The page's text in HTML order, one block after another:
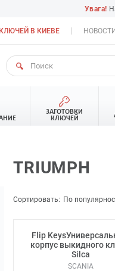
Увага!
В КИЕВЕ НОВОСТИ
ЗАГОТОВКИ
КЛЮЧЕЙ
TRIUMPH
Сортировать: По
Flip
корпус выкидного
Silca
SCANIA